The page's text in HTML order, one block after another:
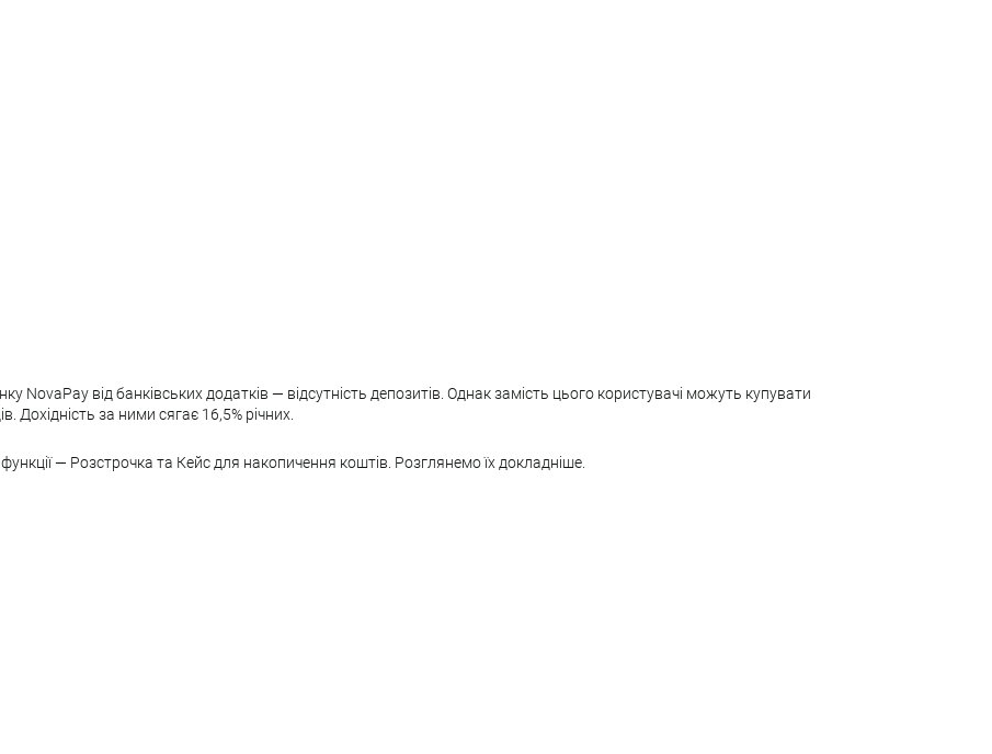
NovaPay від банківських додатків — відсутність депозитів. Однак замість цього користувачі можуть купувати
Дохідність за ними сягає 16,5% річних.
— Розстрочка та Кейс для накопичення коштів. Розглянемо їх докладніше.